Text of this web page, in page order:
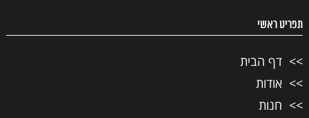
תפריט ראשי
דף הבית
אודות
חנות